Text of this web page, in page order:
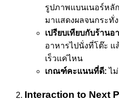
รูปภาพแบนเนอร์หลั
มาแสดงผลจนกระทั่
เปรียบเทียบกับร้านอ
อาหารไปนั่งที่โต๊ะ แ
เร็วแค่ไหน
เกณฑ์คะแนนที่ดี: ไ
Interaction to Next